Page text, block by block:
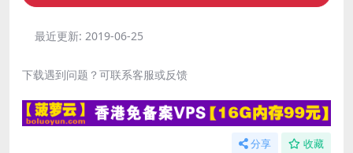
最近更新: 2019-06-25
下载遇到问题？可联系客服或反馈
分享 收藏